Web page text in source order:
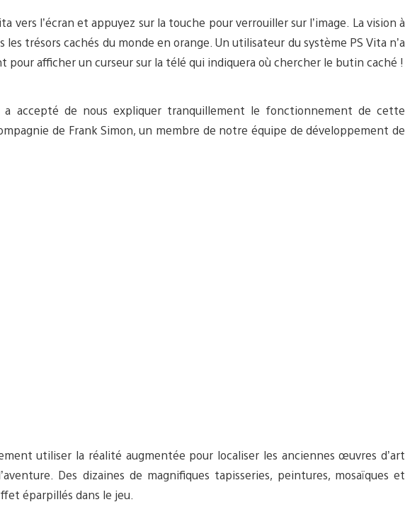
vers l’écran et appuyez sur la touche pour verrouiller sur l’image. La vision à
les trésors cachés du monde en orange. Un utilisateur du système PS Vita n’a
pour afficher un curseur sur la télé qui indiquera où chercher le butin caché !
a accepté de nous expliquer tranquillement le fonctionnement de cette
de Frank Simon, un membre de notre équipe de développement de
utiliser la réalité augmentée pour localiser les anciennes œuvres d’art
Des dizaines de magnifiques tapisseries, peintures, mosaïques et
éparpillés dans le jeu.